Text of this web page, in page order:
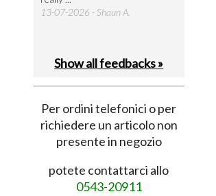
13-07-2026 - Shaun A.
Show all feedbacks »
Per ordini telefonici o per
richiedere un articolo non
presente in negozio
potete contattarci allo
0543-20911